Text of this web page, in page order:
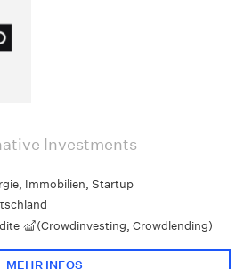
Investments
Immobilien, Startup
(Crowdinvesting, Crowdlending)
MEHR INFOS